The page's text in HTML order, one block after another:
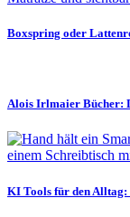
Boxspring oder
Alois Irlmaier Bücher:
KI Tools für den